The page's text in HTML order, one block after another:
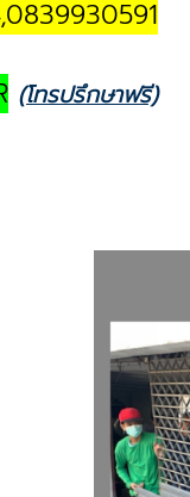
(โทรปรึกษาฟรี)